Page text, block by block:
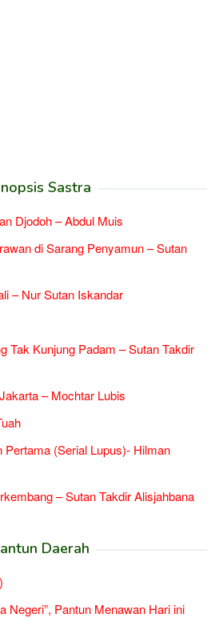
Sastra
Djodoh – Abdul Muis
di Sarang Penyamun – Sutan
– Nur Sutan Iskandar
Tak Kunjung Padam – Sutan Takdir
– Mochtar Lubis
(Serial Lupus)- Hilman
– Sutan Takdir Alisjahbana
Daerah
Negeri”, Pantun Menawan Hari ini